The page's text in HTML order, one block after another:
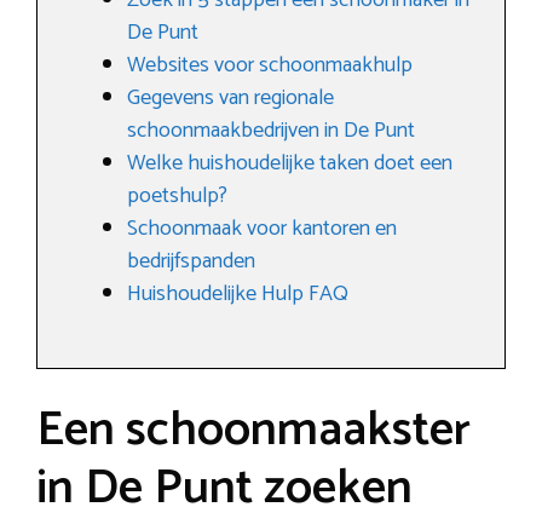
De Punt
Websites voor schoonmaakhulp
Gegevens van regionale
schoonmaakbedrijven in De Punt
Welke huishoudelijke taken doet een
poetshulp?
Schoonmaak voor kantoren en
bedrijfspanden
Huishoudelijke Hulp FAQ
Een schoonmaakster
in De Punt zoeken